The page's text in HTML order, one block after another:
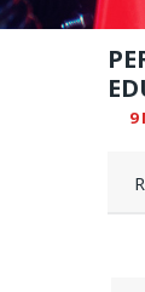
9